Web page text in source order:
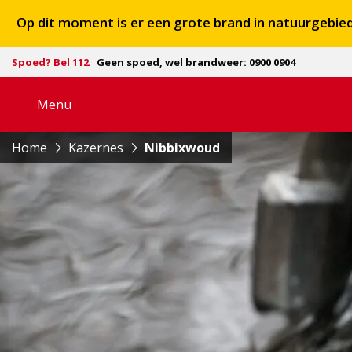
Op dit moment is er een grote brand in
Spoed? Bel 112 Geen spoed, wel brandweer: 0900 0904
Menu
navigatie
Home Kazernes Nibbixwoud